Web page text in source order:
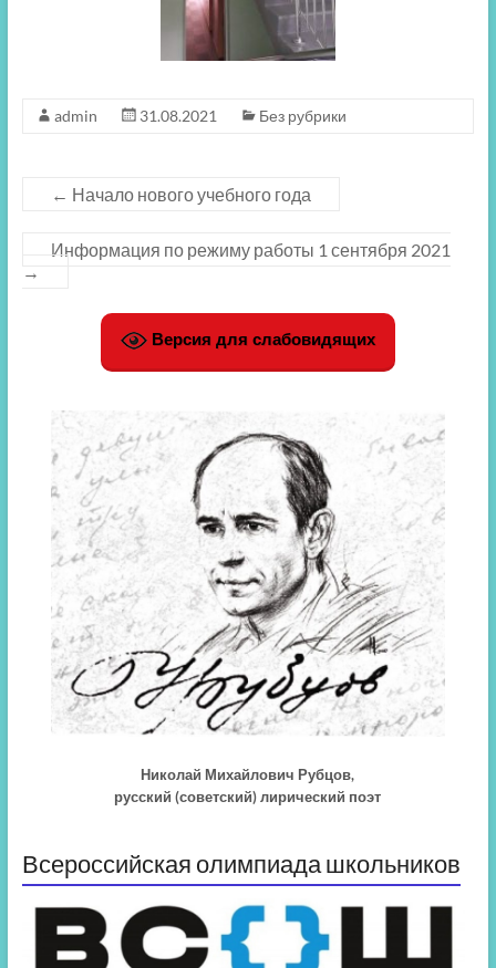
admin 31.08.2021 Без рубрики
← Начало нового учебного года
Информация по режиму работы 1 сентября 2021
→
Версия для слабовидящих
Николай Михайлович Рубцов,
русский (советский) лирический поэт
Всероссийская олимпиада школьников